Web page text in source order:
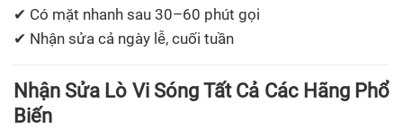
✔ Có mặt nhanh sau 30–60 phút gọi
✔ Nhận sửa cả ngày lễ, cuối tuần
Nhận Sửa Lò Vi Sóng Tất Cả Các Hãng Phổ
Biến